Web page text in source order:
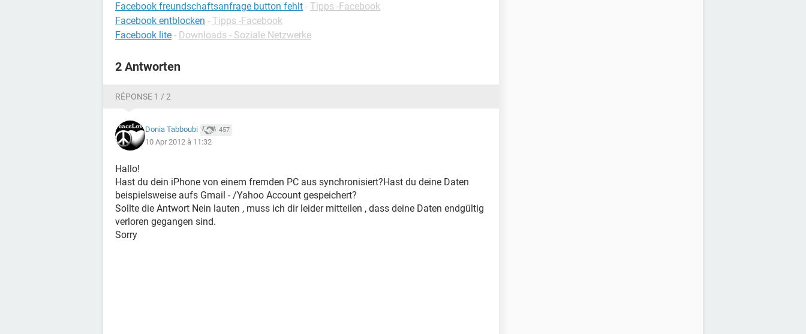
Facebook freundschaftsanfrage button fehlt - Tipps -Facebook
Facebook entblocken - Tipps -Facebook
Facebook lite - Downloads - Soziale Netzwerke
2 Antworten
RÉPONSE 1 / 2
Donia Tabboubi 457
10 Apr 2012 à 11:32
Hallo!
Hast du dein iPhone von einem fremden PC aus synchronisiert?Hast du deine Daten
beispielsweise aufs Gmail - /Yahoo Account gespeichert?
Sollte die Antwort Nein lauten , muss ich dir leider mitteilen , dass deine Daten endgültig
verloren gegangen sind.
Sorry